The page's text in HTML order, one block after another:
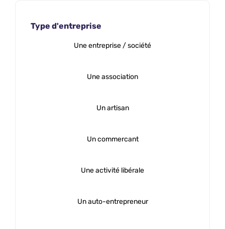
Type d'entreprise
Une entreprise / société
Une association
Un artisan
Un commercant
Une activité libérale
Un auto-entrepreneur